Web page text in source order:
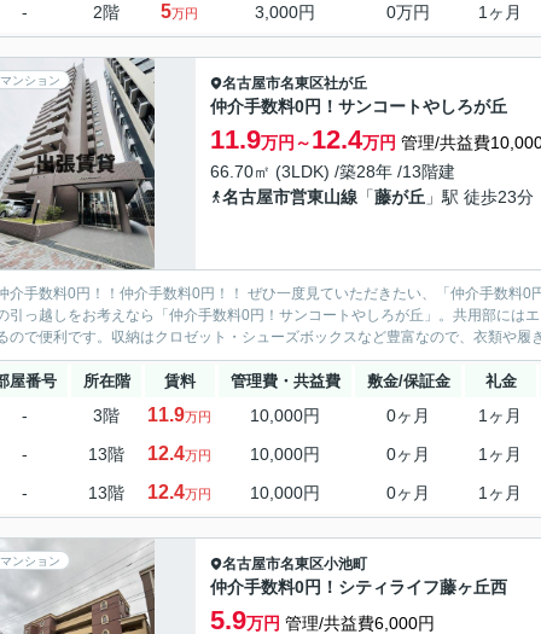
- 2階 5万円 3,000円 0万円 1ヶ月
ンション 名古屋市名東区社が丘
仲介手数料0円！サンコートやしろが丘
11.9万円～12.4万円 管理/共益費
66.70㎡ (3LDK) /築28年 /13階建
名古屋市営東山線 「藤が丘 」駅 徒歩23分
介手数料0円！！仲介手数料0円！！ ぜひ一度見ていただきたい、「仲介手数料
引っ越しをお考えなら「仲介手数料0円！サンコートやしろが丘」。共用部には
ので便利です。収納はクロゼット・シューズボックスなど豊富なので、衣類や
屋番号 所在階 賃料 管理費・共益費 敷金/保証金 礼金
- 3階 11.9万円 10,000円 0ヶ月
1ヶ月
-
13階 12.4万円 10,000円 0ヶ月
1ヶ月
-
13階 12.4万円 10,000円 0ヶ月 1ヶ月
ンション 名古屋市名東区小池町
仲介手数料0円！シティライフ藤ヶ丘西
5.9万円 管理/共益費6,000円